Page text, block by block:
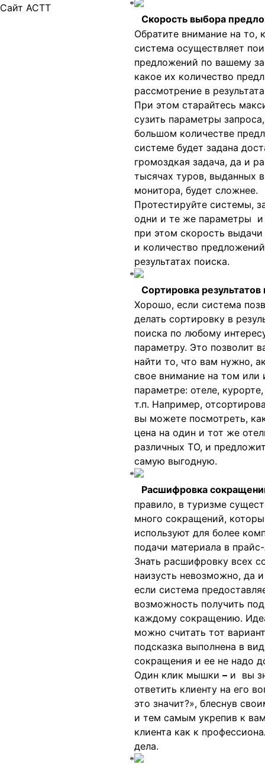
Сайт АСТТ
Скорость выбора
Обратите внимание на то,
система осуществляет
предложений по вашему
какое их количество
рассмотрение в
При этом старайтесь
сузить параметры
большом количестве
системе будет задана
громоздкая задача, да и
тысячах туров, выданных
монитора, будет сложнее.
Протестируйте системы,
одни и те же параметры и
при этом скорость выдачи
и количество
результатах поиска.
Сортировка результатов
Хорошо, если система
делать сортировку в
поиска по любому
параметру. Это позволит
найти то, что вам нужно,
свое внимание на том или
параметре: отеле,
т.п. Например,
вы можете посмотреть,
цена на один и тот же
различных ТО, и
самую выгодную.
Расшифровка
правило, в туризме
много сокращений,
используют для более
подачи материала в
Знать расшифровку всех
наизусть невозможно, да
если система
возможность получить
каждому сокращению.
можно считать тот
подсказка выполнена в
сокращения и ее не надо
Один клик мышки – и вы
ответить клиенту на его
это значит?», блеснув
и тем самым укрепив к
клиента как к
дела.